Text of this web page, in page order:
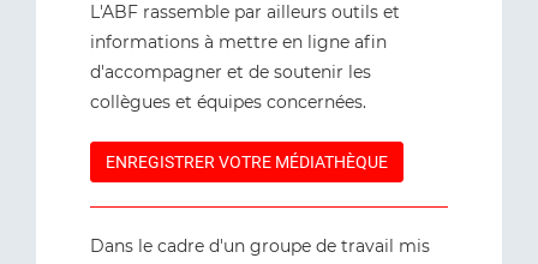
L'ABF rassemble par ailleurs outils et
informations à mettre en ligne afin
d'accompagner et de soutenir les
collègues et équipes concernées.
ENREGISTRER VOTRE MÉDIATHÈQUE
Dans le cadre d'un groupe de travail mis